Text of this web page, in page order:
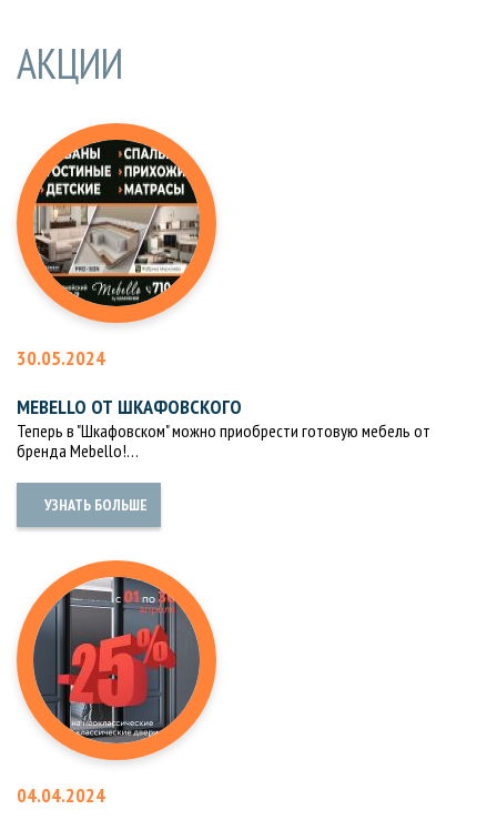
АКЦИИ
30.05.2024
MEBELLO ОТ ШКАФОВСКОГО
Теперь в "Шкафовском" можно приобрести готовую мебель от
бренда Mebello!…
УЗНАТЬ БОЛЬШЕ
04.04.2024